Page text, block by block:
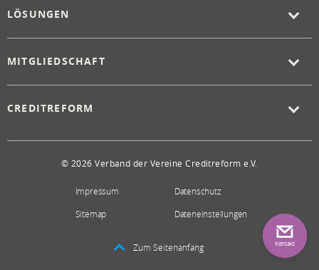
LÖSUNGEN
MITGLIEDSCHAFT
CREDITREFORM
© 2026 Verband der Vereine Creditreform e.V.
Impressum
Datenschutz
Sitemap
Dateneinstellungen
Zum Seitenanfang Kontakt